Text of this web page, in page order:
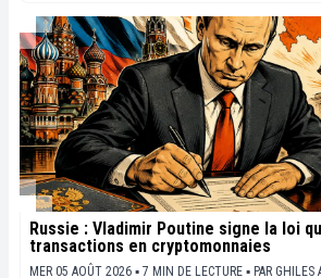
Russie : Vladimir Poutine signe la loi
transactions en cryptomonnaies
MER 05 AOÛT 2026 ▪ 7 MIN DE LECTURE ▪ PAR GHILES